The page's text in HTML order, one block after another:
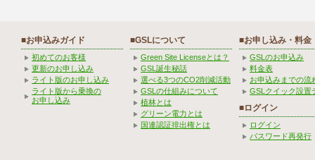
■お申込みガイド
初めてのお客様
更新のお申し込み
ライト版のお申し込み
ライト版から乗換の
お申し込み
■GSLについて
Green Site Licenseとは？
GSL誕生秘話
選べる3つのCO2削減活動
GSLの仕組みについて
植林とは
グリーン電力とは
国連認証排出権とは
■お申し込み・料金
GSLのお申込み
料金表
お申込みまでの流
GSLクイック設置
■ログイン
ログイン
パスワード再発行